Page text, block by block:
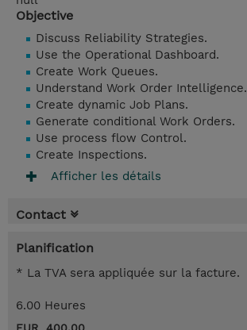
Objective
Discuss Reliability Strategies.
Use the Operational Dashboard.
Create Work Queues.
Understand Work Order Intelligence.
Create dynamic Job Plans.
Generate conditional Work Orders.
Use process flow Control.
Create Inspections.
Afficher les détails
Contact
Planification
* La TVA sera appliquée sur la facture.
6.00 Heures